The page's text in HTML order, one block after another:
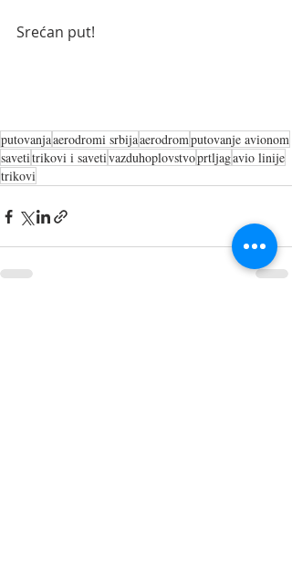
Srećan put!
putovanjaaerodromi srbijaaerodromputovanje avionom
savetitrikovi i savetivazduhoplovstvoprtljagavio linije
trikovi